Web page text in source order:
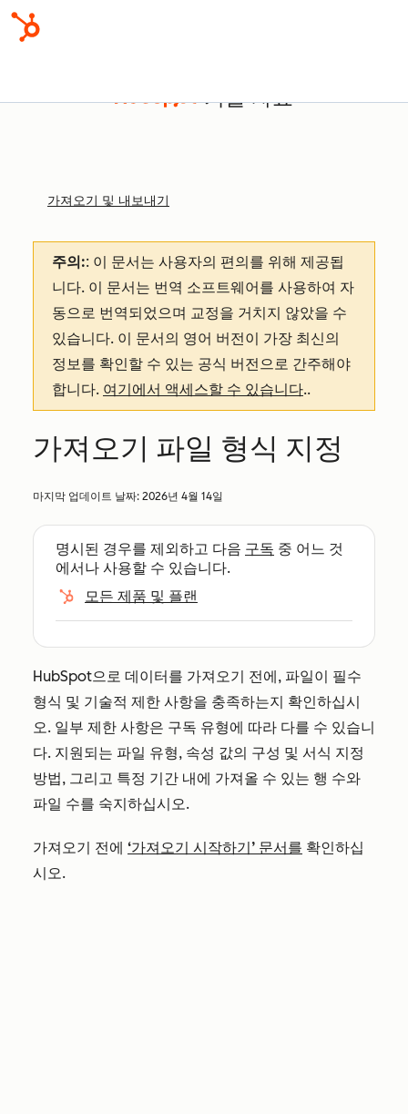
기술 자료
가져오기 및 내보내기
주의:: 이 문서는 사용자의 편의를 위해 제공됩
니다. 이 문서는 번역 소프트웨어를 사용하여 자
동으로 번역되었으며 교정을 거치지 않았을 수
있습니다. 이 문서의 영어 버전이 가장 최신의
정보를 확인할 수 있는 공식 버전으로 간주해야
합니다. 여기에서 액세스할 수 있습니다..
가져오기 파일 형식 지정
마지막 업데이트 날짜: 2026년 4월 14일
명시된 경우를 제외하고 다음 구독 중 어느 것
에서나 사용할 수 있습니다.
모든 제품 및 플랜
HubSpot으로 데이터를 가져오기 전에, 파일이 필수
형식 및 기술적 제한 사항을 충족하는지 확인하십시
오. 일부 제한 사항은 구독 유형에 따라 다를 수 있습니
다. 지원되는 파일 유형, 속성 값의 구성 및 서식 지정
방법, 그리고 특정 기간 내에 가져올 수 있는 행 수와
파일 수를 숙지하십시오.
가져오기 전에 ‘가져오기 시작하기’ 문서를 확인하십
시오.